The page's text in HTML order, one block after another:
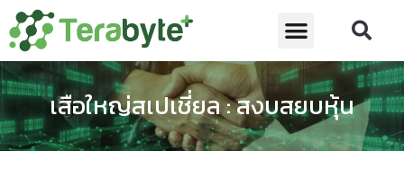
เสือใหญ่สเปเชี่ยล : สงบสยบหุ้น